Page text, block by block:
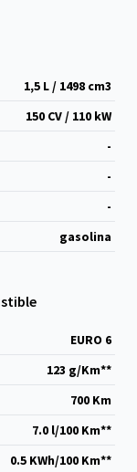
1,5 L / 1498 cm3
150 CV / 110 kW
-
-
-
gasolina
EURO 6
123 g/Km**
700 Km
7.0 l/100 Km**
0.5 KWh/100 Km**